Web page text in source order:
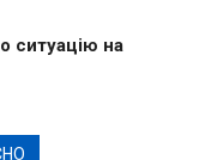
ситуацію на